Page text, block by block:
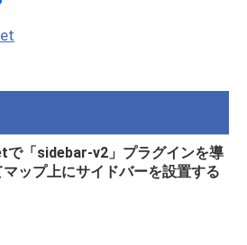
で「sidebar-v2」プラグインを導
マップ上にサイドバーを設置する